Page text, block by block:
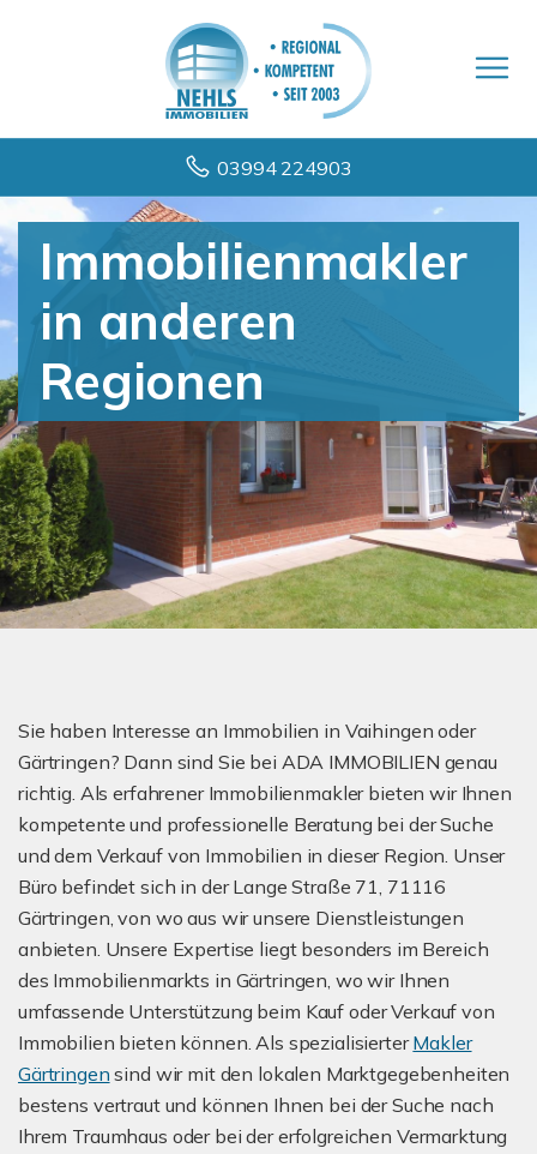
03994 224903
Immobilienmakler
in anderen
Regionen
Sie haben Interesse an Immobilien in Vaihingen oder
Gärtringen? Dann sind Sie bei ADA IMMOBILIEN genau
richtig. Als erfahrener Immobilienmakler bieten wir Ihnen
kompetente und professionelle Beratung bei der Suche
und dem Verkauf von Immobilien in dieser Region. Unser
Büro befindet sich in der Lange Straße 71, 71116
Gärtringen, von wo aus wir unsere Dienstleistungen
anbieten. Unsere Expertise liegt besonders im Bereich
des Immobilienmarkts in Gärtringen, wo wir Ihnen
umfassende Unterstützung beim Kauf oder Verkauf von
Immobilien bieten können. Als spezialisierterMakler
Gärtringen sind wir mit den lokalen Marktgegebenheiten
bestens vertraut und können Ihnen bei der Suche nach
Ihrem Traumhaus oder bei der erfolgreichen Vermarktung